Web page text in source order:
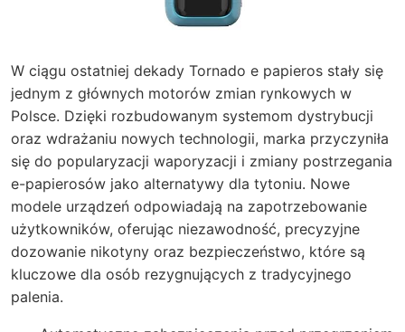
W ciągu ostatniej dekady Tornado e papieros stały się
jednym z głównych motorów zmian rynkowych w
Polsce. Dzięki rozbudowanym systemom dystrybucji
oraz wdrażaniu nowych technologii, marka przyczyniła
się do popularyzacji waporyzacji i zmiany postrzegania
e-papierosów jako alternatywy dla tytoniu. Nowe
modele urządzeń odpowiadają na zapotrzebowanie
użytkowników, oferując niezawodność, precyzyjne
dozowanie nikotyny oraz bezpieczeństwo, które są
kluczowe dla osób rezygnujących z tradycyjnego
palenia.